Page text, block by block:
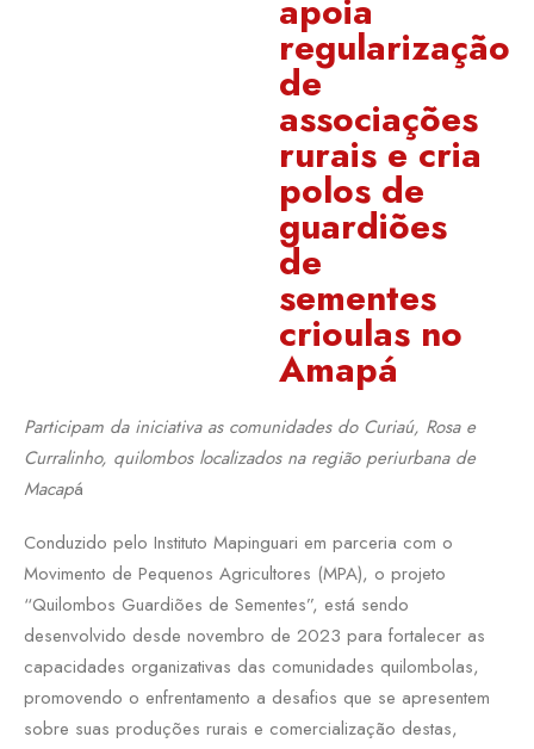
apoia
regularização
de
associações
rurais e cria
polos de
guardiões
de
sementes
crioulas no
Amapá
Participam da iniciativa as comunidades do Curiaú, Rosa e
Curralinho, quilombos localizados na região periurbana de
Macapá
Conduzido pelo Instituto Mapinguari em parceria com o
Movimento de Pequenos Agricultores (MPA), o projeto
“Quilombos Guardiões de Sementes”, está sendo
desenvolvido desde novembro de 2023 para fortalecer as
capacidades organizativas das comunidades quilombolas,
promovendo o enfrentamento a desafios que se apresentem
sobre suas produções rurais e comercialização destas,